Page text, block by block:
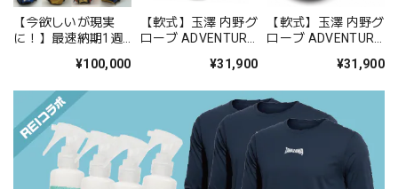
【今欲しいが現実
に！】最速納期1週
¥100,000
【軟式】玉澤 内野グ
ローブ ADVENTURE
¥31,900
【軟式】玉澤 内野グ
ローブ ADVENTURE
ブラック×Dブラウ
ン） タマザワ
¥31,900